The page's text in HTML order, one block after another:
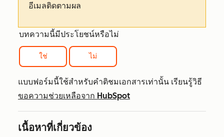
อีเมลติดตามผล
บทความนี้มีประโยชน์หรือไม่
ใช่ ไม่
แบบฟอร์มนี้ใช้สำหรับคำติชมเอกสารเท่านั้น เรียนรู้วิธี
ขอความช่วยเหลือจาก HubSpot
เนื้อหาที่เกี่ยวข้อง